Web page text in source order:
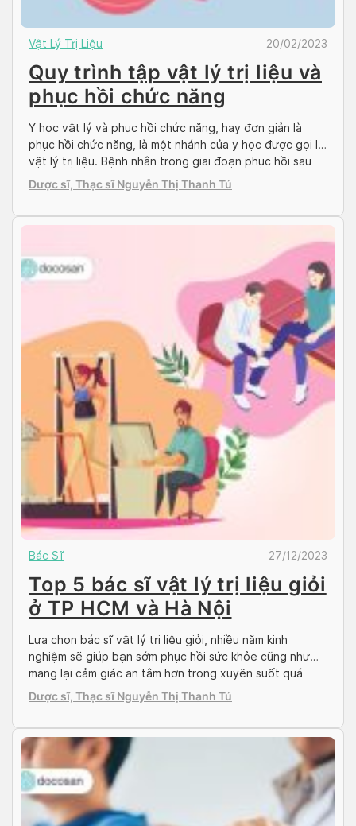
Vật Lý Trị Liệu 20/02/2023
Quy trình tập vật lý trị liệu và
phục hồi chức năng
Y học vật lý và phục hồi chức năng, hay đơn giản là
phục hồi chức năng, là một nhánh của y học được gọi là
vật lý trị liệu. Bệnh nhân trong giai đoạn phục hồi sau
phẫu thuật, chữa lành chấn thương hoặc đang được
điều trị cho một tình trạng sức khỏe […]
Dược sĩ, Thạc sĩ Nguyễn Thị Thanh Tú
Bác Sĩ 27/12/2023
Top 5 bác sĩ vật lý trị liệu giỏi
ở TP HCM và Hà Nội
Lựa chọn bác sĩ vật lý trị liệu giỏi, nhiều năm kinh
nghiệm sẽ giúp bạn sớm phục hồi sức khỏe cũng như
mang lại cảm giác an tâm hơn trong xuyên suốt quá
trình điều trị bệnh. Nếu bạn đang tìm kiếm bác sĩ ở khu
vực Thành phố Hồ Chí Minh và Hà […]
Dược sĩ, Thạc sĩ Nguyễn Thị Thanh Tú